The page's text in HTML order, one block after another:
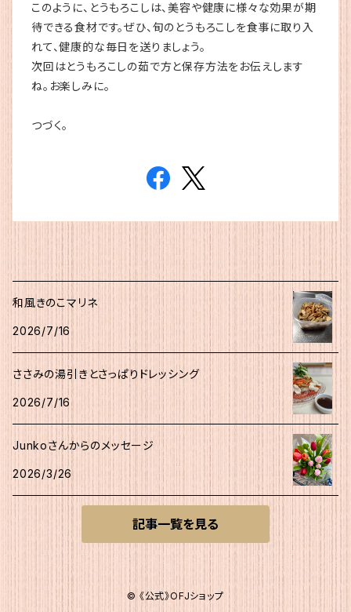
このように、とうもろこしは、美容や健康に様々な効果が期
待できる食材です。ぜひ、旬のとうもろこしを食事に取り入
れて、健康的な毎日を送りましょう。
次回はとうもろこしの茹で方と保存方法をお伝えします
ね。お楽しみに。
つづく。
和風きのこマリネ
2026/7/16
ささみの湯引きとさっぱりドレッシング
2026/7/16
Junkoさんからのメッセージ
2026/3/26
記事一覧を見る
© 《公式》OFJショップ